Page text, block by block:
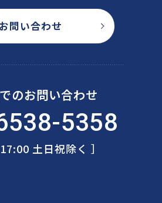
お問い合わせ
のお問い合わせ
5358
土日祝除く ］